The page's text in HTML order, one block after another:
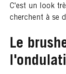
C'est un look
cherchent à se
Le